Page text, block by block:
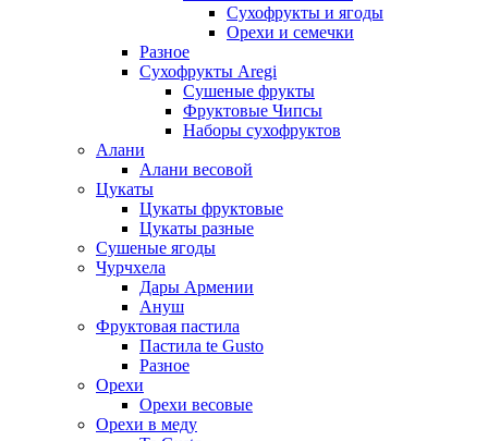
Сухофрукты и ягоды
Орехи и семечки
Разное
Сухофрукты Aregi
Сушеные фрукты
Фруктовые Чипсы
Наборы сухофруктов
Алани
Алани весовой
Цукаты
Цукаты фруктовые
Цукаты разные
Сушеные ягоды
Чурчхела
Дары Армении
Ануш
Фруктовая пастила
Пастила te Gusto
Разное
Орехи
Орехи весовые
Орехи в меду